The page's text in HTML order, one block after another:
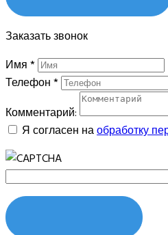
Заказать звонок
Имя*
Телефон*
Комментарий:
Я согласен наобработку